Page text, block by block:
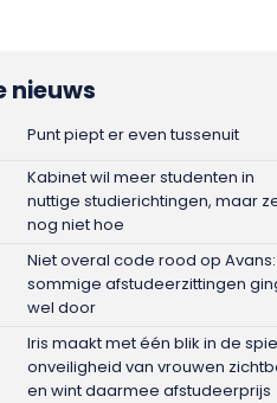
nieuws
Punt piept er even tussenuit
Kabinet wil meer studenten in
nuttige studierichtingen, maar
nog niet hoe
Niet overal code rood op Avans:
sommige afstudeerzittingen
wel door
Iris maakt met één blik in de
onveiligheid van vrouwen
en wint daarmee afstudeerprijs